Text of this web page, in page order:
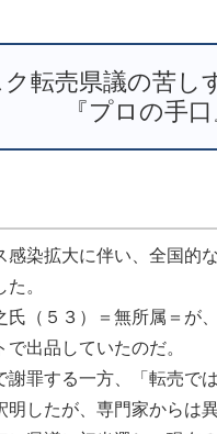
ク転売県議の苦
『プロの手口
感染拡大に伴い、全国的
。
氏（５３）＝無所属＝が
出品していたのだ。
謝罪する一方、「転売で
明したが、専門家からは